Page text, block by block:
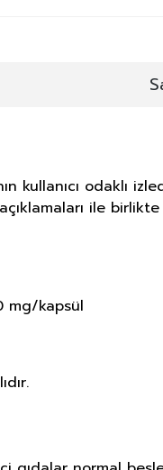
kullanıcı odaklı
ile
mg/kapsül